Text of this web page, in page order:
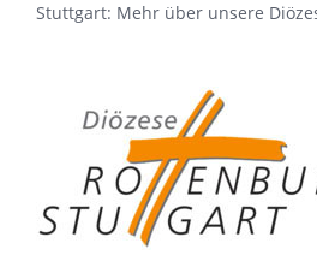
Stuttgart: Mehr über unsere